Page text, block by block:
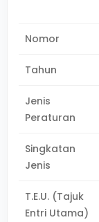
Nomor
Tahun
Jenis
Peraturan
Singkatan
Jenis
T.E.U. (Tajuk
Entri Utama)